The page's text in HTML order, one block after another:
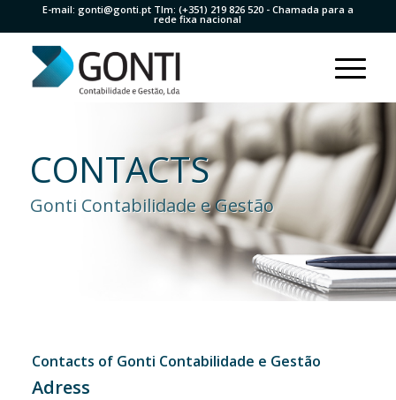
E-mail: gonti@gonti.ptTlm: (+351) 219 826 520- Chamada para a
rede fixa nacional
CONTACTS
Gonti Contabilidade e Gestão
Contacts of Gonti Contabilidade e Gestão
Adress